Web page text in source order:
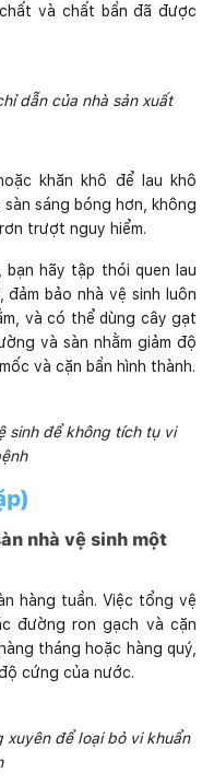
và chất bẩn đã được
dẫn của nhà sản xuất
khăn khô để lau khô
sáng bóng hơn, không
trượt nguy hiểm.
hãy tập thói quen lau
bảo nhà vệ sinh luôn
và có thể dùng cây gạt
và sàn nhằm giảm độ
và cặn bẩn hình thành.
sinh để không tích tụ vi
nhà vệ sinh một
hàng tuần. Việc tổng vệ
đường ron gạch và cặn
tháng hoặc hàng quý,
cứng của nước.
xuyên để loại bỏ vi khuẩn